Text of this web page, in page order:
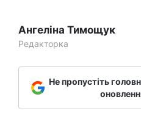
Ангеліна Тимощук
Редакторка
Не пропустіть